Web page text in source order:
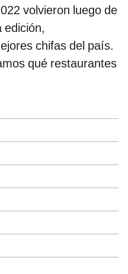
volvieron luego de
edición,
chifas del país.
qué restaurantes